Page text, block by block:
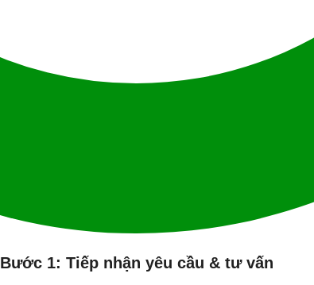
Bước 1: Tiếp nhận yêu cầu & tư vấn